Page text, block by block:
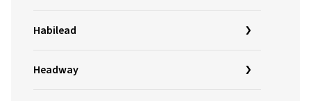
Habilead
Headway